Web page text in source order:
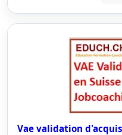
Vae validation